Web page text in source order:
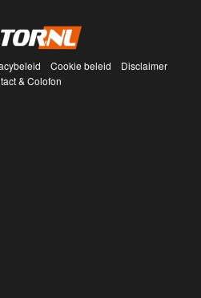
Cookie beleid
Disclaimer
& Colofon